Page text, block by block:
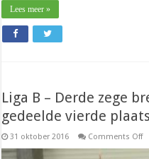
Lees meer »
Liga B – Derde zege
gedeelde vierde plaats
31 oktober 2016 Comments Offon